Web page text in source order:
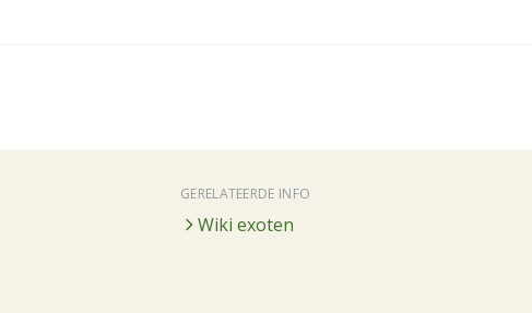
GERELATEERDE INFO
Wiki exoten